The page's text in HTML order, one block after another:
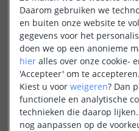
in hetenergieverbruik ,
koelkast gebruikt. Ook kunt
wanneer dedeur te lang
mogelijk om temperatuur en
zodat u controle houdt over
koelkast. Bekijk onzeslimme
mogenlijkheden
Daarom gebruiken we
en buiten onze website te
gegevens voor het
doen we op een anonieme
hier alles over onze cookie-
'Accepteer' om te accepteren.
Kiest u voor weigeren? Dan
functionele en analytische
technieken die daarop
nog aanpassen op de